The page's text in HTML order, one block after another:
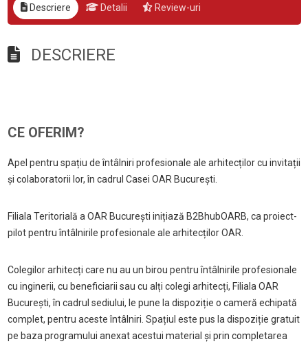
Descriere Detalii Review-uri
DESCRIERE
CE OFERIM?
Apel pentru spațiu de întâlniri profesionale ale arhitecților cu invitații
și colaboratorii lor, în cadrul Casei OAR București.
Filiala Teritorială a OAR București inițiază B2BhubOARB, ca proiect-
pilot pentru întâlnirile profesionale ale arhitecților OAR.
Colegilor arhitecți care nu au un birou pentru întâlnirile profesionale
cu inginerii, cu beneficiarii sau cu alți colegi arhitecți, Filiala OAR
București, în cadrul sediului, le pune la dispoziție o cameră echipată
complet, pentru aceste întâlniri. Spațiul este pus la dispoziție gratuit
pe baza programului anexat acestui material și prin completarea